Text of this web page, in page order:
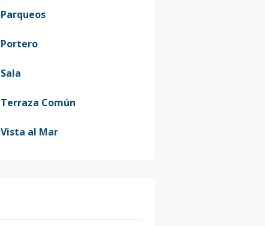
Parqueos
Portero
Sala
Terraza Común
Vista al Mar